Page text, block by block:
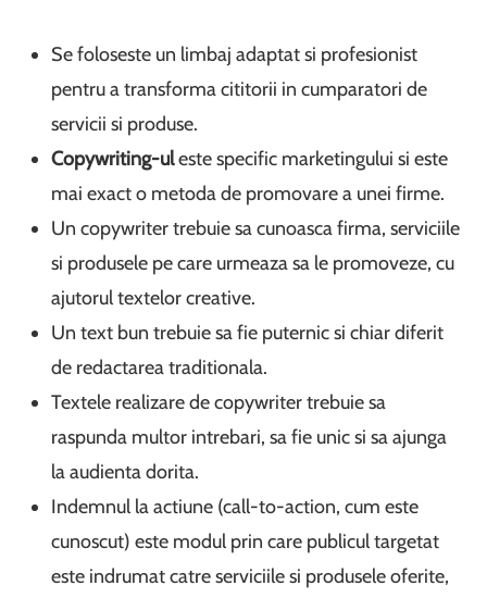
Se foloseste un limbaj adaptat si profesionist
pentru a transforma cititorii in cumparatori de
servicii si produse.
Copywriting-uleste specific marketingului si este
mai exact o metoda de promovare a unei firme.
Un copywriter trebuie sa cunoasca firma, serviciile
si produsele pe care urmeaza sa le promoveze, cu
ajutorul textelor creative.
Un text bun trebuie sa fie puternic si chiar diferit
de redactarea traditionala.
Textele realizare de copywriter trebuie sa
raspunda multor intrebari, sa fie unic si sa ajunga
la audienta dorita.
Indemnul la actiune (call-to-action, cum este
cunoscut) este modul prin care publicul targetat
este indrumat catre serviciile si produsele oferite,